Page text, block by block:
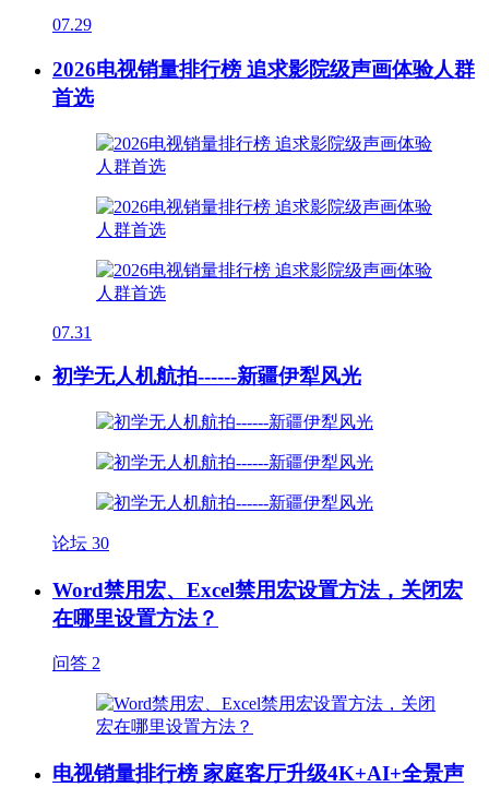
07.29
2026电视销量排行榜 追求影院级声画体验人群
首选
07.31
初学无人机航拍------新疆伊犁风光
论坛 30
Word禁用宏、Excel禁用宏设置方法，关闭宏
在哪里设置方法？
问答 2
电视销量排行榜 家庭客厅升级4K+AI+全景声